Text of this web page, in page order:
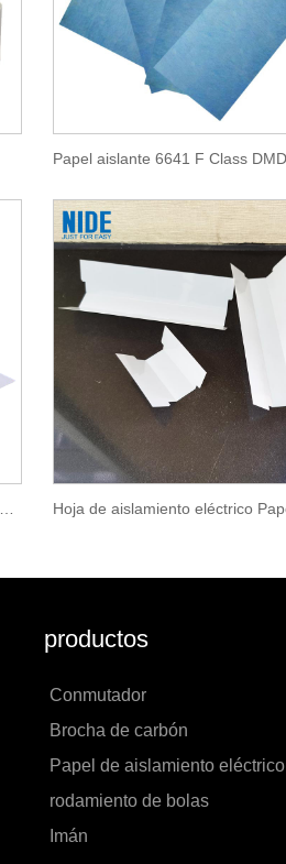
Papel de aislamiento de estator de alta calidad para bobinado de motores eléctricos
productos
Conmutador
Brocha de carbón
Papel de aislamiento eléctrico
rodamiento de bolas
Imán